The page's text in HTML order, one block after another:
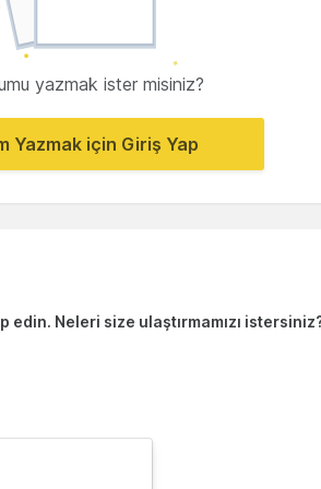
yazmak ister misiniz?
Yazmak için Giriş Yap
Neleri size ulaştırmamızı